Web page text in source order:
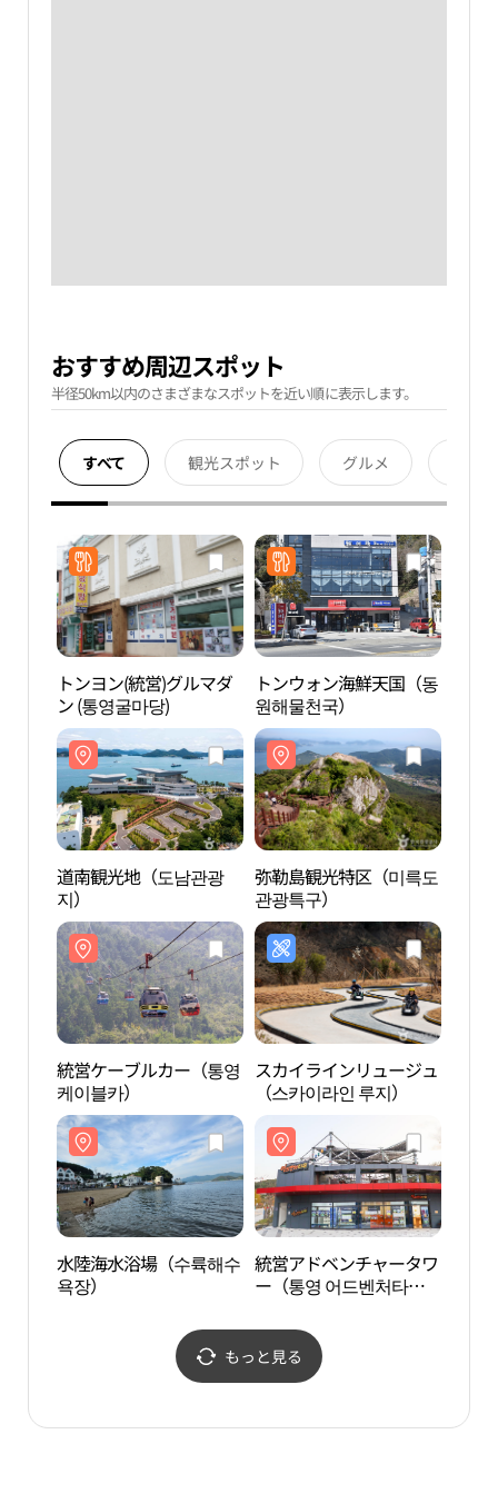
おすすめ周辺スポット
半径50km以内のさまざまなスポットを近い順に表示します。
すべて 観光スポット グルメ
トンヨン(統営)グルマダ
ン (통영굴마당)
トンウォン海鮮天国（동
원해물천국）
道南観光地（도남관광
지）
弥勒島観光特区（미륵도
관광특구）
統営ケーブルカー（통영
케이블카）
スカイラインリュージュ
（스카이라인 루지）
水陸海水浴場（수륙해수
욕장）
統営アドベンチャータワ
ー（통영 어드벤처타
もっと見る